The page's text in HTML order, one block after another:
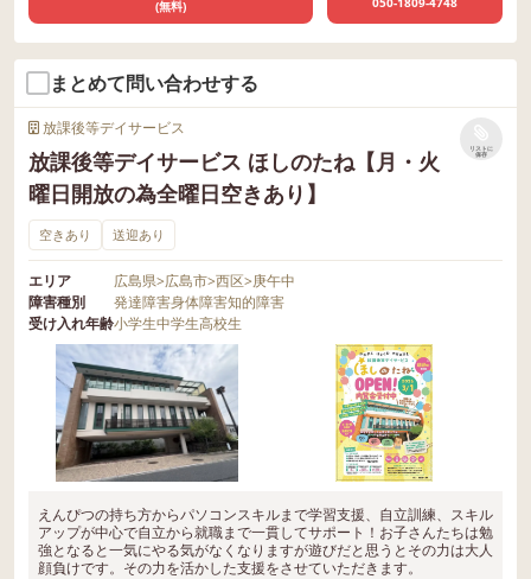
(無料)
まとめて問い合わせする
放課後等デイサービス
放課後等デイサービス ほしのたね【月・火
曜日開放の為全曜日空きあり】
リストに
保存
空きあり 送迎あり
エリア 広島県>広島市>西区>庚午中
障害種別
発達障害身体障害知的障害
受け入れ年齢小学生中学生高校生
えんぴつの持ち方からパソコンスキルまで学習支援、自立訓練、スキル
アップが中心で自立から就職まで一貫してサポート！お子さんたちは勉
強となると一気にやる気がなくなりますが遊びだと思うとその力は大人
顔負けです。その力を活かした支援をさせていただきます。